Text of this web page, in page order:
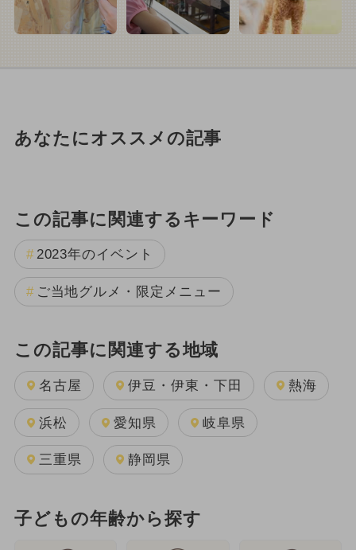
あなたにオススメの記事
この記事に関連するキーワード
2023年のイベント
ご当地グルメ・限定メニュー
この記事に関連する地域
名古屋 伊豆・伊東・下田 熱海
浜松 愛知県 岐阜県
三重県 静岡県
子どもの年齢から探す